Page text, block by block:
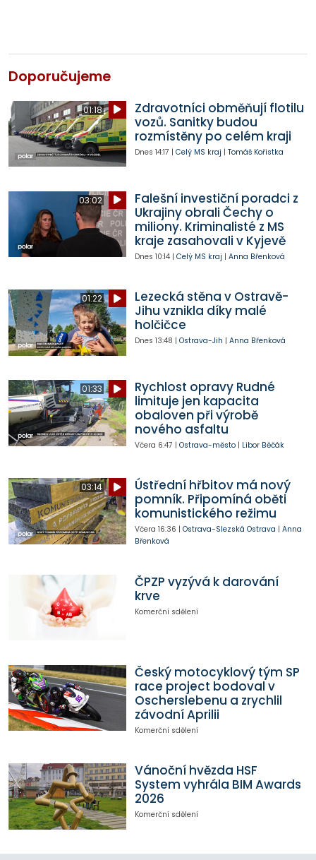
Doporučujeme
01:18
Zdravotníci obměňují flotilu
vozů. Sanitky budou
rozmístěny po celém kraji
Dnes 14:17 | Celý MS kraj | Tomáš Kořistka
03:02
Falešní investiční poradci z
Ukrajiny obrali Čechy o
miliony. Kriminalisté z MS
kraje zasahovali v Kyjevě
Dnes 10:14| Celý MS kraj | Anna Břenková
01:22
Lezecká stěna v Ostravě-
Jihu vznikla díky malé
holčičce
Dnes 13:48 | Ostrava-Jih | Anna Břenková
01:33
Rychlost opravy Rudné
limituje jen kapacita
obaloven při výrobě
nového asfaltu
Včera 6:47 | Ostrava-město| Libor Běčák
03:14
Ústřední hřbitov má nový
pomník. Připomíná oběti
komunistického režimu
Včera 16:36 | Ostrava-Slezská Ostrava | Anna
Břenková
ČPZP vyzývá k darování
krve
Komerční sdělení
Český motocyklový tým SP
race project bodoval v
Oscherslebenu a zrychlil
závodní Aprilii
Komerční sdělení
Vánoční hvězda HSF
System vyhrála BIM Awards
2026
Komerční sdělení